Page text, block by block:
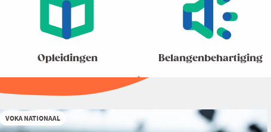
Opleidingen Belangenbehartiging
VOKA NATIONAAL